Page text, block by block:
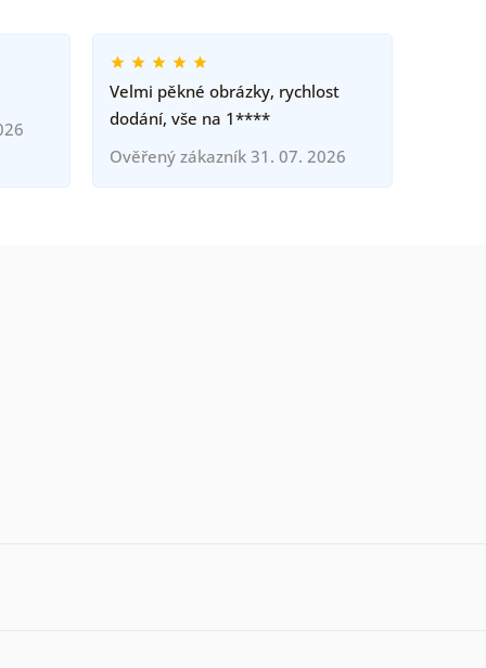
Velmi pěkné obrázky, rychlost
dodání, vše na 1****
Ověřený zákazník 31. 07. 2026